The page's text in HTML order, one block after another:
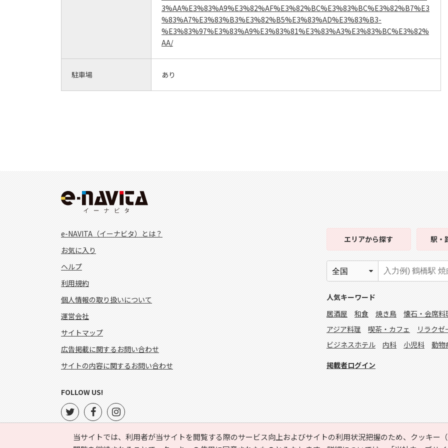
3%AA%E3%83%A9%E3%82%AF%E3%82%BC%E3%83%BC%E3%82%B7%E3
%83%A7%E3%83%B3%E3%82%B5%E3%83%AD%E3%83%B3-
%E3%83%97%E3%83%A9%E3%83%81%E3%83%A3%E3%83%BC%E3%82%
AA/
駐車場 あり
当サイトでは、利用者が当サイトを閲覧する際のサービス向上およびサイトの利用状況把握のため、クッキー
e-NAVITA（イーナビタ）とは？
お気に入り
ヘルプ
利用規約
個人情報の取り扱いについて
運営会社
サイトマップ
広告掲載に関するお問い合わせ
サイトの内容に関するお問い合わせ
エリアから探す 駅・
人気キーワード
居酒屋
和食 焼き鳥 懐石・会席料
アジア料理
喫茶・カフェ リラクゼ
ビジネスホテル
内科 小児科 動物
掲載者ログイン
FOLLOW US!